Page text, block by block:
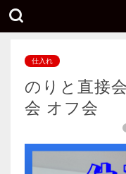
仕入れ
のりと直接
会 オフ会